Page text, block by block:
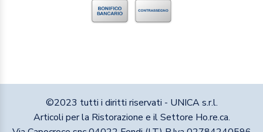
©2023 tutti i diritti riservati - UNICA s.r.l.
Articoli per la Ristorazione e il Settore Ho.re.ca.